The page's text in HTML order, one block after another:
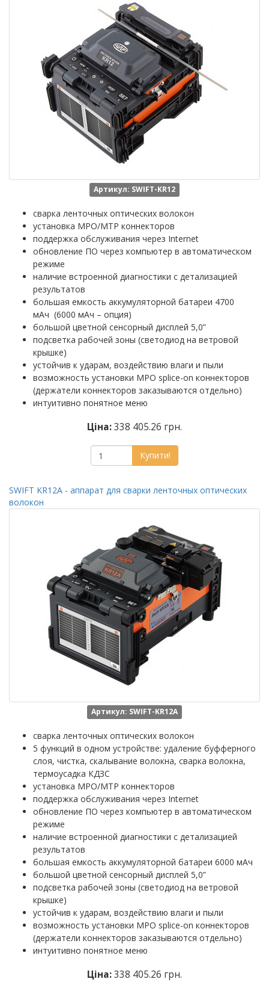
Артикул: SWIFT-KR12
сварка ленточных оптических волокон
установка MPO/MTP коннекторов
поддержка обслуживания через Internet
обновление ПО через компьютер в автоматическом
режиме
наличие встроенной диагностики с детализацией
результатов
большая емкость аккумуляторной батареи 4700
мАч (6000 мАч – опция)
большой цветной сенсорный дисплей 5,0”
подсветка рабочей зоны (светодиод на ветровой
крышке)
устойчив к ударам, воздействию влаги и пыли
возможность установки MPO splice-on коннекторов
(держатели коннекторов заказываются отдельно)
интуитивно понятное меню
Ціна:338 405.26 грн.
Купити!
SWIFT KR12A - аппарат для сварки ленточных оптических
волокон
Артикул: SWIFT-KR12A
сварка ленточных оптических волокон
5 функций в одном устройстве: удаление буфферного
слоя, чистка, скалывание волокна, сварка волокна,
термоусадка КДЗС
установка MPO/MTP коннекторов
поддержка обслуживания через Internet
обновление ПО через компьютер в автоматическом
режиме
наличие встроенной диагностики с детализацией
результатов
большая емкость аккумуляторной батареи 6000 мАч
большой цветной сенсорный дисплей 5,0”
подсветка рабочей зоны (светодиод на ветровой
крышке)
устойчив к ударам, воздействию влаги и пыли
возможность установки MPO splice-on коннекторов
(держатели коннекторов заказываются отдельно)
интуитивно понятное меню
Ціна:338 405.26 грн.